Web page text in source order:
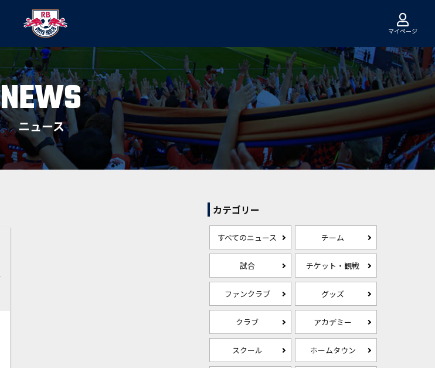
マイページ
NEWS
ニュース
カテゴリー
すべてのニュース チーム
試合 チケット・観戦
ファンクラブ グッズ
クラブ アカデミー
スクール ホームタウン